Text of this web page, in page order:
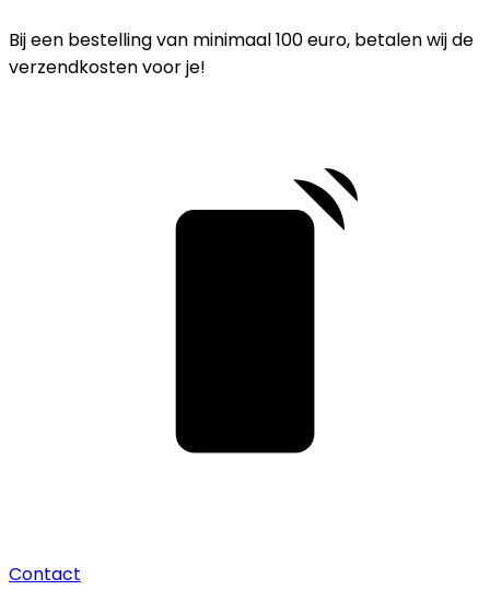
Bij een bestelling van minimaal 100 euro, betalen wij de
verzendkosten voor je!
Contact